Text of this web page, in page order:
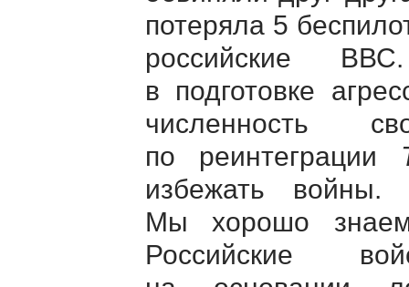
потеряла 5
российские
в подготовке
численность
по реинтеграции
избежать
Мы хорошо
Российские